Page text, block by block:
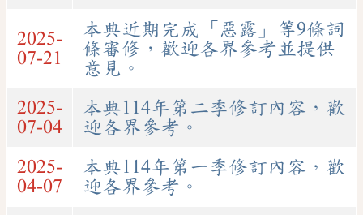
2025-
07-21
本典近期完成「惡露」等9條詞
條審修，歡迎各界參考並提供
意見。
2025-
07-04
本典114年第二季修訂內容，歡
迎各界參考。
2025-
04-07
本典114年第一季修訂內容，歡
迎各界參考。